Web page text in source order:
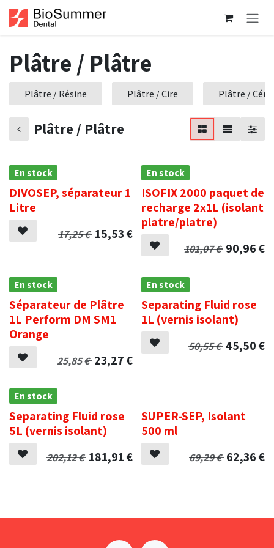
Se rendre au contenu
Plâtre / Plâtre
Plâtre / Résine Plâtre / Cire Plâtre /
Plâtre / Plâtre
En stock
DIVOSEP, séparateur 1
Litre
17,25€ 15,53€
En stock
ISOFIX 2000 paquet de
recharge 2x1L (isolant
platre/platre)
101,07€ 90,96€
En stock
Séparateur de Plâtre
1L Perform DM SM1
Orange
25,85€ 23,27€
En stock
Separating Fluid rose
1L (vernis isolant)
50,55€ 45,50€
En stock
Separating Fluid rose
5L (vernis isolant)
202,12€ 181,91€
SUPER-SEP, Isolant
500 ml
69,29€ 62,36€